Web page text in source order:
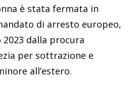
è stata fermata in
di arresto europeo,
dalla procura
per sottrazione e
all’estero.